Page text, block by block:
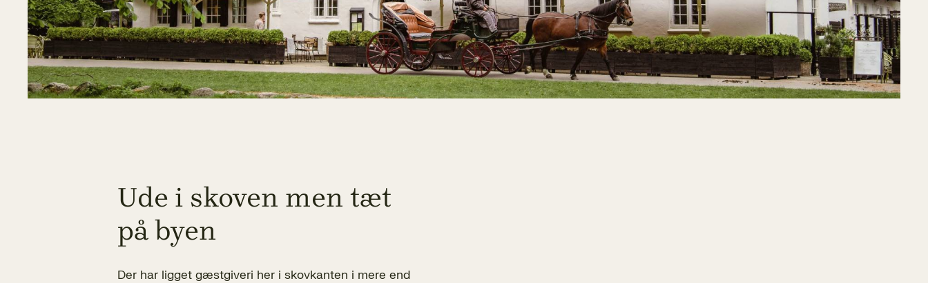
Ude i skoven men tæt
på byen
Der har ligget gæstgiveri her i skovkanten i mere end